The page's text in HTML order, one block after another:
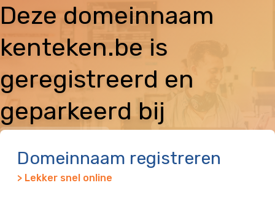
Deze domeinnaam
kenteken.be is
geregistreerd en
geparkeerd bij
Domeinnaam registreren
> Lekker snel online